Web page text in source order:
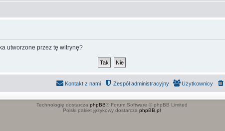
utworzone przez tę witrynę?
Użytkownicy
Zespół administracyjny
Kontakt z nami
Technologię dostarcza phpBB® Forum Software © phpBB Limited
Polski pakiet językowy dostarcza phpBB.pl